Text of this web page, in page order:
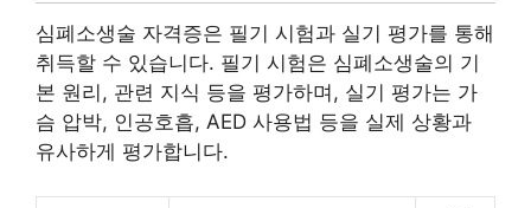
심폐소생술 자격증은 필기 시험과 실기 평가를 통해
취득할 수 있습니다. 필기 시험은 심폐소생술의 기
본 원리, 관련 지식 등을 평가하며, 실기 평가는 가
슴 압박, 인공호흡, AED 사용법 등을 실제 상황과
유사하게 평가합니다.